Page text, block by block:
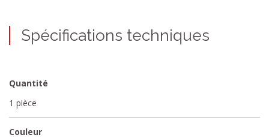
Spécifications techniques
Quantité
1 pièce
Couleur